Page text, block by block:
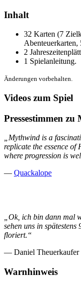
Inhalt
32 Karten (7
Abenteuerkarten,
2
1 Spielanleitung.
Änderungen vorbehalten.
Videos zum Spiel
Pressestimmen
„Mythwind is a
replicate the essence of
where progression is
— Quackalope
„Ok, ich bin dann mal
sehen uns in
floriert.“
— Daniel Theuerkaufer
Warnhinweis